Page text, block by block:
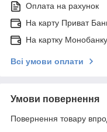
Оплата на рахунок
На карту Приват
На картку Монобанку
Всі умови оплати
Умови повернення
Повернення товару